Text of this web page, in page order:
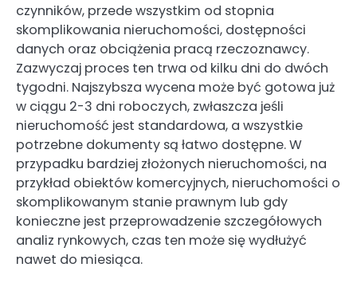
czynników, przede wszystkim od stopnia
skomplikowania nieruchomości, dostępności
danych oraz obciążenia pracą rzeczoznawcy.
Zazwyczaj proces ten trwa od kilku dni do dwóch
tygodni. Najszybsza wycena może być gotowa już
w ciągu 2-3 dni roboczych, zwłaszcza jeśli
nieruchomość jest standardowa, a wszystkie
potrzebne dokumenty są łatwo dostępne. W
przypadku bardziej złożonych nieruchomości, na
przykład obiektów komercyjnych, nieruchomości o
skomplikowanym stanie prawnym lub gdy
konieczne jest przeprowadzenie szczegółowych
analiz rynkowych, czas ten może się wydłużyć
nawet do miesiąca.